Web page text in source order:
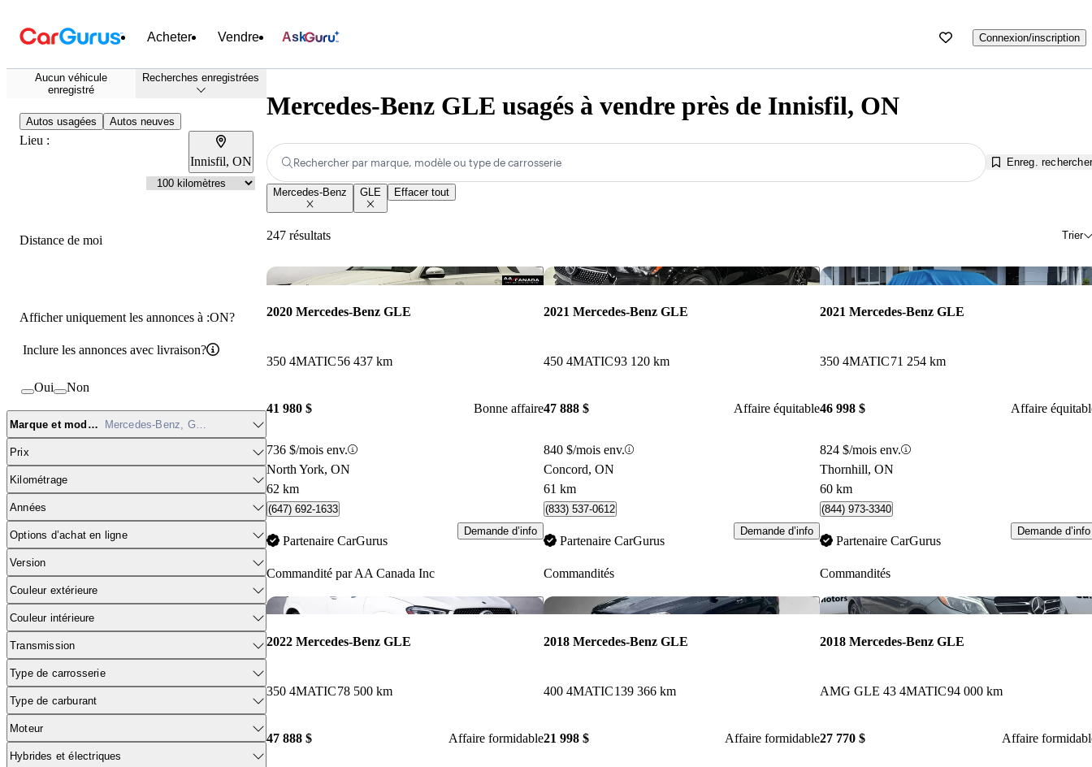
Acheter Vendre Ask Connexion/inscription
Aucun véhicule
enregistré
Recherches enregistrées
Autos usagées Autos neuves
Lieu :
Innisfil, ON
Distance de moi
Afficher uniquement les annonces à :ON?
Inclure les annonces avec livraison?
Oui Non
Marque et modèle Mercedes-Benz, GLE
Prix
Kilométrage
Années
Options d’achat en ligne
Version
Couleur extérieure
Couleur intérieure
Transmission
Type de carrosserie
Type de carburant
Moteur
Hybrides et électriques
Mercedes-Benz GLE usagés à vendre près de Innisfil, ON
Rechercher par marque, modèle ou type de carrosserie Enreg. rechercher
Mercedes-Benz GLE Effacer tout
247 résultats Trier
Enregistrer cette annonce
2020 Mercedes-Benz GLE
350 4MATIC56 437 km
41 980 $ Bonne affaire
736 $/mois env.
North York, ON
62 km
(647) 692-1633
Partenaire CarGurus
Demande d’info
Commandité parAA Canada Inc
Enregistrer cette annonce
2021 Mercedes-Benz GLE
450 4MATIC93 120 km
47 888 $ Affaire équitable
840 $/mois env.
Concord, ON
61 km
(833) 537-0612
Partenaire CarGurus
Demande d’info
Commandités
2021 Mercedes-Benz GLE
350 4MATIC71 254 km
46 998 $ Affaire
824 $/mois env.
Thornhill, ON
60 km
(844) 973-3340
Partenaire CarGurus
Demande d’info
Commandités
Enregistrer cette annonce
2022 Mercedes-Benz GLE
350 4MATIC78 500 km
47 888 $ Affaire formidable
Enregistrer cette annonce
2018 Mercedes-Benz GLE
400 4MATIC139 366 km
21 998 $ Affaire formidable
2018 Mercedes-Benz GLE
AMG GLE 43 4MATIC94 000 km
27 770 $ Affaire